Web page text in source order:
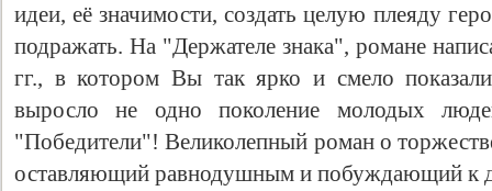
идеи, её значимости, создать целую плеяду
подражать. На "Держателе знака", романе
гг., в котором Вы так ярко и смело
выросло не одно поколение молодых
"Победители"! Великолепный роман о
оставляющий равнодушным и побуждающий к